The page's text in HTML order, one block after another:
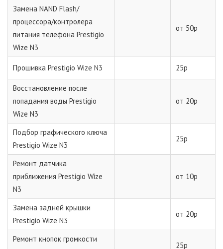
Замена NAND Flash/
процессора/контролера
питания телефона Prestigio
Wize N3
от 50р
Прошивка Prestigio Wize N3 25р
Восстановление после
попадания воды Prestigio
Wize N3
от 20р
Подбор графического ключа
Prestigio Wize N3
25р
Ремонт датчика
приближения Prestigio Wize
N3
от 10р
Замена задней крышки
Prestigio Wize N3
от 20р
Ремонт кнопок громкости
25р